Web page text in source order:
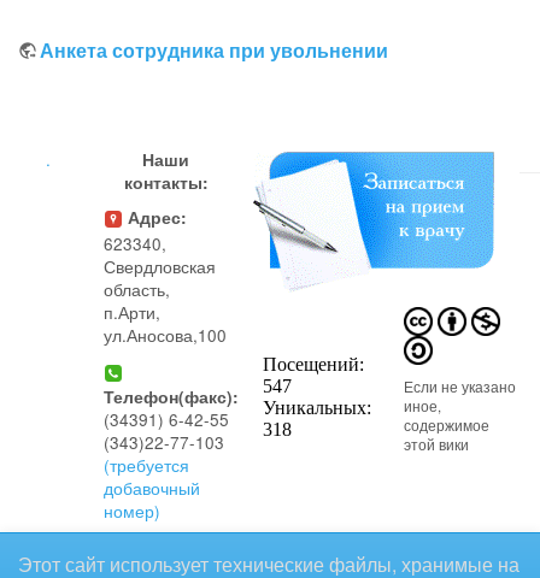
Анкета сотрудника при увольнении
.
Наши
контакты:
Адрес:
623340,
Свердловская
область,
п.Арти,
ул.Аносова,100
Телефон(факс):
(34391) 6-42-55
(343)22-77-103
(требуется
добавочный
номер)
Телефон(регистратура
Если не указано
иное,
содержимое
этой вики
предоставляется на условиях
следующей лицензии:
Этот сайт использует технические файлы, хранимые на